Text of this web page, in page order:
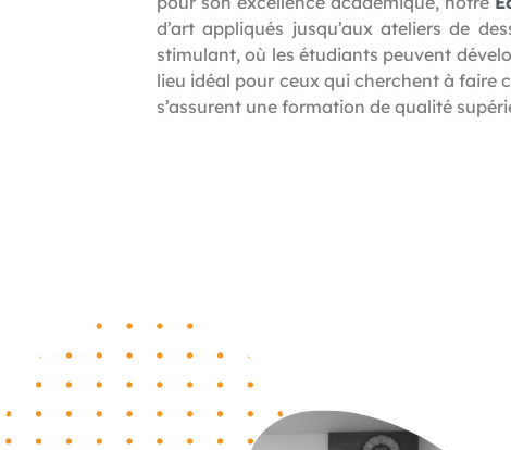
d’art appliqués jusqu’aux ateliers de
stimulant, où les étudiants peuvent
lieu idéal pour ceux qui cherchent à faire
s’assurent une formation de qualité